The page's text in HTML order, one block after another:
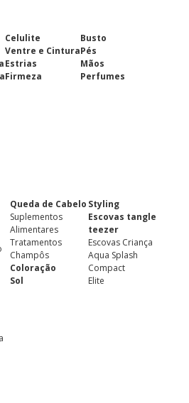
Celulite
Ventre e Cintura
Estrias
Firmeza
Busto
Pés
Mãos
Perfumes
Queda de Cabelo
Suplementos
Alimentares
Tratamentos
Champôs
Coloração
Sol
Styling
Escovas tangle
teezer
Escovas Criança
Aqua Splash
Compact
Elite